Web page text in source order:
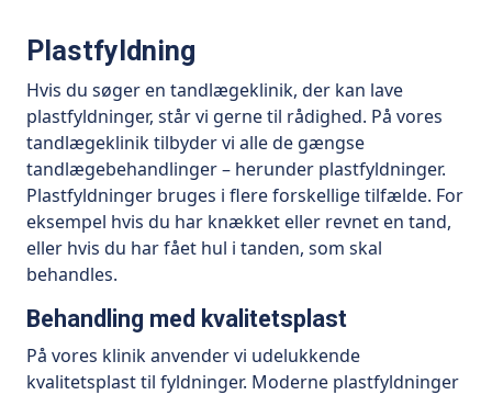
Plastfyldning
Hvis du søger en tandlægeklinik, der kan lave
plastfyldninger, står vi gerne til rådighed. På vores
tandlægeklinik tilbyder vi alle de gængse
tandlægebehandlinger – herunder plastfyldninger.
Plastfyldninger bruges i flere forskellige tilfælde. For
eksempel hvis du har knækket eller revnet en tand,
eller hvis du har fået hul i tanden, som skal
behandles.
Behandling med kvalitetsplast
På vores klinik anvender vi udelukkende
kvalitetsplast til fyldninger. Moderne plastfyldninger